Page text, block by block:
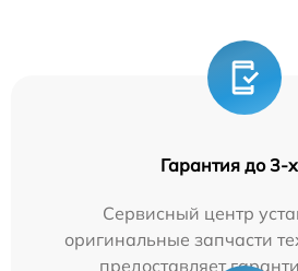
Гарантия до 3-
Сервисный центр
оригинальные запчасти
предоставляет